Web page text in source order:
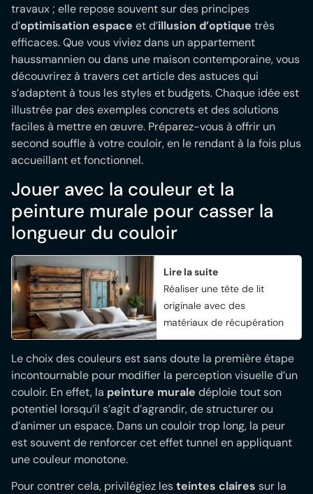
travaux ; elle repose souvent sur des principes
d’optimisation espace et d’illusion d’optique très
efficaces. Que vous viviez dans un appartement
haussmannien ou dans une maison contemporaine, vous
découvrirez à travers cet article des astuces qui
s’adaptent à tous les styles et budgets. Chaque idée est
illustrée par des exemples concrets et des solutions
faciles à mettre en œuvre. Préparez-vous à offrir un
second souffle à votre couloir, en le rendant à la fois plus
accueillant et fonctionnel.
Jouer avec la couleur et la
peinture murale pour casser la
longueur du couloir
Lire la suite
Réaliser une tête de lit
originale avec des
matériaux de récupération
Le choix des couleurs est sans doute la première étape
incontournable pour modifier la perception visuelle d’un
couloir. En effet, la peinture murale déploie tout son
potentiel lorsqu’il s’agit d’agrandir, de structurer ou
d’animer un espace. Dans un couloir trop long, la peur
est souvent de renforcer cet effet tunnel en appliquant
une couleur monotone.
Pour contrer cela, privilégiez lesteintes claires sur la